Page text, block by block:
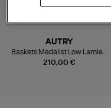
210,00 €
AUTRY
Baskets Medalist Low Lamlea
Sue Silv Mustang